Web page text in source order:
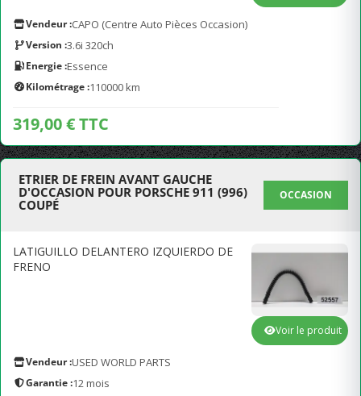
Vendeur :CAPO (Centre Auto Pièces Occasion)
Version :3.6i 320ch
Energie :Essence
Kilométrage :110000 km
319,00 € TTC
ETRIER DE FREIN AVANT GAUCHE
D'OCCASION POUR PORSCHE 911 (996)
COUPÉ
OCCASION
LATIGUILLO DELANTERO IZQUIERDO DE
FRENO
Vendeur :USED WORLD PARTS
Garantie :12 mois
Voir le produit